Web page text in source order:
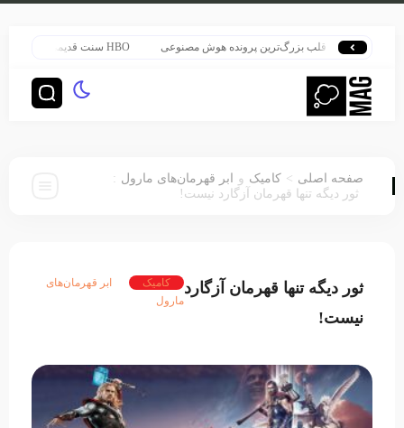
پاتر در قلب بزرگ‌ترین پرونده هوش مصنوعی
صفحه اصلی > کامیک و ابر قهرمان‌های مارول :
ثور دیگه تنها قهرمان آزگارد نیست!
ثور دیگه تنها قهرمان آزگارد
نیست!
کامیک
ابر قهرمان‌های
مارول